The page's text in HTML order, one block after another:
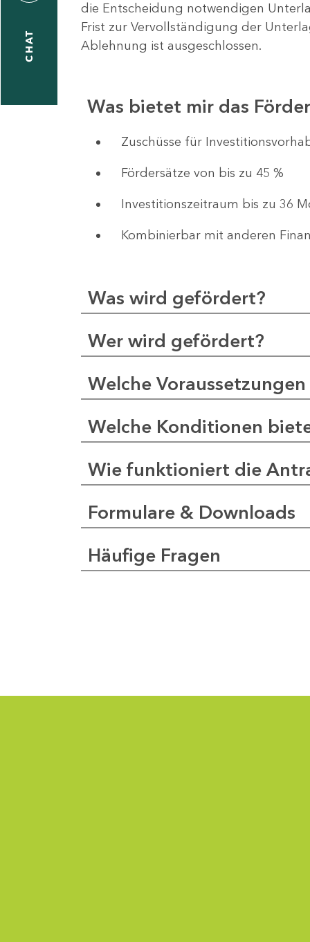
CHAT
die Entscheidung notwendigen
Frist zur Vervollständigung der
Ablehnung ist ausgeschlossen.
Was bietet mir das
​​​​​​Zuschüsse für
Fördersätze von bis zu 45 %
Investitionszeitraum bis zu 36
Kombinierbar mit anderen
Was wird gefördert?
Wer wird gefördert?
Welche
Welche Konditionen
Wie funktioniert die
Formulare & Downloads
Häufige Fragen